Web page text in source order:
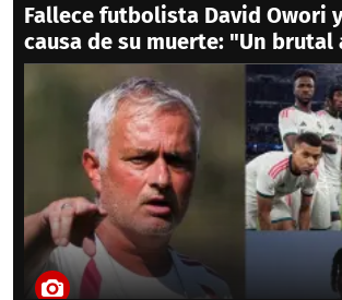
Fallece futbolista David Owori
causa de su muerte: "Un brutal